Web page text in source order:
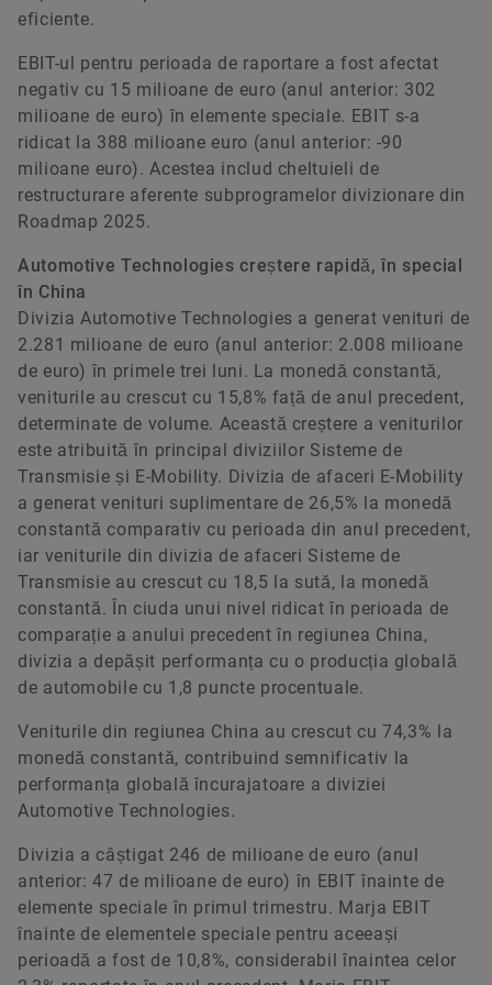
eficiente.
EBIT-ul pentru perioada de raportare a fost afectat
negativ cu 15 milioane de euro (anul anterior: 302
milioane de euro) în elemente speciale. EBIT s-a
ridicat la 388 milioane euro (anul anterior: -90
milioane euro). Acestea includ cheltuieli de
restructurare aferente subprogramelor divizionare din
Roadmap 2025.
Automotive Technologies creștere rapidă, în special
în China
Divizia Automotive Technologies a generat venituri de
2.281 milioane de euro (anul anterior: 2.008 milioane
de euro) în primele trei luni. La monedă constantă,
veniturile au crescut cu 15,8% față de anul precedent,
determinate de volume. Această creștere a veniturilor
este atribuită în principal diviziilor Sisteme de
Transmisie și E-Mobility. Divizia de afaceri E-Mobility
a generat venituri suplimentare de 26,5% la monedă
constantă comparativ cu perioada din anul precedent,
iar veniturile din divizia de afaceri Sisteme de
Transmisie au crescut cu 18,5 la sută, la monedă
constantă. În ciuda unui nivel ridicat în perioada de
comparație a anului precedent în regiunea China,
divizia a depășit performanța cu o producția globală
de automobile cu 1,8 puncte procentuale.
Veniturile din regiunea China au crescut cu 74,3% la
monedă constantă, contribuind semnificativ la
performanța globală încurajatoare a diviziei
Automotive Technologies.
Divizia a câștigat 246 de milioane de euro (anul
anterior: 47 de milioane de euro) în EBIT înainte de
elemente speciale în primul trimestru. Marja EBIT
înainte de elementele speciale pentru aceeași
perioadă a fost de 10,8%, considerabil înaintea celor